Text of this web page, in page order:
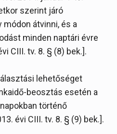
szerint járó
átvinni, és a
minden naptári évre
CIII. tv. 8. § (8) bek.].
lehetőséget
beosztás esetén a
történő
évi CIII. tv. 8. § (9) bek.].